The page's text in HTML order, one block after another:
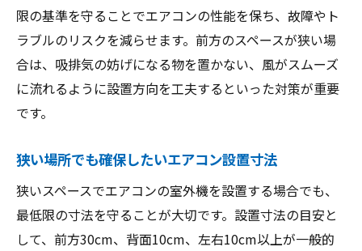
限の基準を守ることでエアコンの性能を保ち、故障やト
ラブルのリスクを減らせます。前方のスペースが狭い場
合は、吸排気の妨げになる物を置かない、風がスムーズ
に流れるように設置方向を工夫するといった対策が重要
です。
狭い場所でも確保したいエアコン設置寸法
狭いスペースでエアコンの室外機を設置する場合でも、
最低限の寸法を守ることが大切です。設置寸法の目安と
して、前方30cm、背面10cm、左右10cm以上が一般的